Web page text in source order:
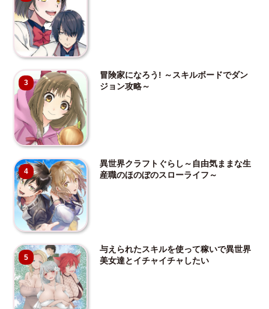
3
冒険家になろう! ～スキルボードでダン
ジョン攻略～
4
異世界クラフトぐらし～自由気ままな生
産職のほのぼのスローライフ～
5
与えられたスキルを使って稼いで異世界
美女達とイチャイチャしたい